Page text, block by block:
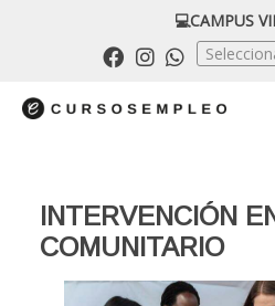
💻CAMPUS
INTERVENCIÓN
COMUNITARIO